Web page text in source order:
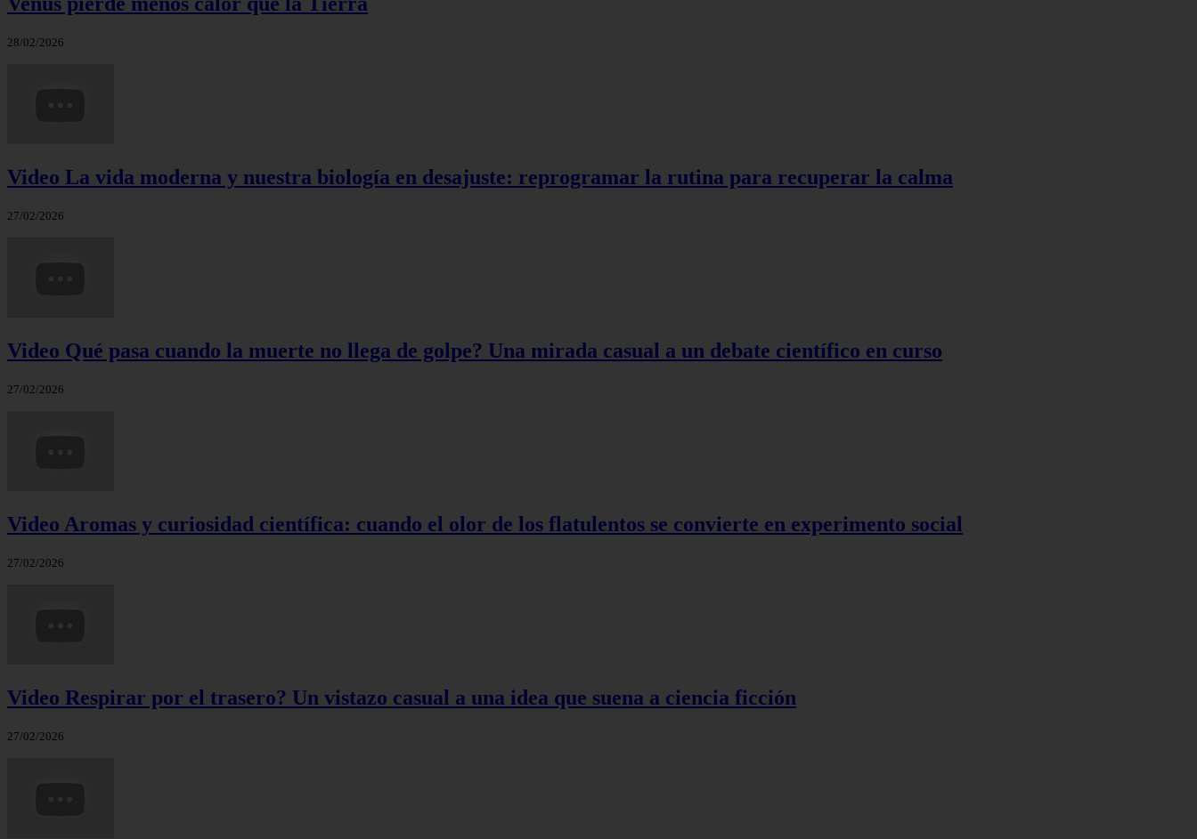
28/02/2026
Video La vida moderna y nuestra biología en desajuste: reprogramar la rutina para recuperar la calma
27/02/2026
Video Qué pasa cuando la muerte no llega de golpe? Una mirada casual a un debate científico en curso
27/02/2026
Video Aromas y curiosidad científica: cuando el olor de los flatulentos se convierte en experimento social
27/02/2026
Video Respirar por el trasero? Un vistazo casual a una idea que suena a ciencia ficción
27/02/2026